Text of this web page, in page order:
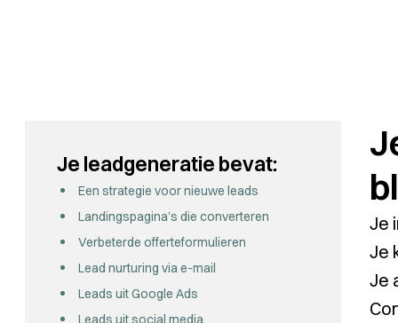
Je leadgeneratie bevat:
Een strategie voor nieuwe leads
Landingspagina’s die converteren
Verbeterde offerteformulieren
Lead nurturing via e-mail
Leads uit Google Ads
Leads uit social media
Je
Je
Je